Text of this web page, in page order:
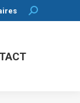
Search: